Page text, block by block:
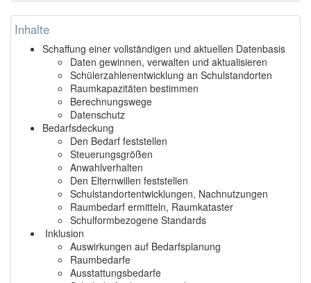
Inhalte
Schaffung einer vollständigen und aktuellen Datenbasis
Daten gewinnen, verwalten und aktualisieren
Schülerzahlenentwicklung an Schulstandorten
Raumkapazitäten bestimmen
Berechnungswege
Datenschutz
Bedarfsdeckung
Den Bedarf feststellen
Steuerungsgrößen
Anwahlverhalten
Den Elternwillen feststellen
Schulstandortentwicklungen, Nachnutzungen
Raumbedarf ermitteln, Raumkataster
Schulformbezogene Standards
Inklusion
Auswirkungen auf Bedarfsplanung
Raumbedarfe
Ausstattungsbedarfe